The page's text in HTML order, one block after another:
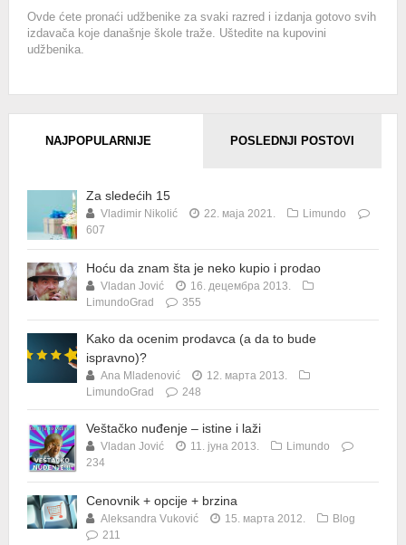
Ovde ćete pronaći udžbenike za svaki razred i izdanja gotovo svih
izdavača koje današnje škole traže. Uštedite na kupovini
udžbenika.
NAJPOPULARNIJE POSLEDNJI POSTOVI
Za sledećih 15
Vladimir Nikolić 22. маја 2021.
Limundo
607
Hoću da znam šta je neko kupio i prodao
Vladan Jović
16. децембра 2013.
LimundoGrad
355
Kako da ocenim prodavca (a da to bude
ispravno)?
Ana Mladenović
12. марта 2013.
LimundoGrad
248
Veštačko nuđenje – istine i laži
Vladan Jović 11. јуна 2013.
Limundo
234
Cenovnik + opcije + brzina
Aleksandra Vuković 15. марта 2012.
Blog
211